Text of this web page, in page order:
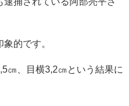
的です。
㎝、目横3,2㎝という結果に